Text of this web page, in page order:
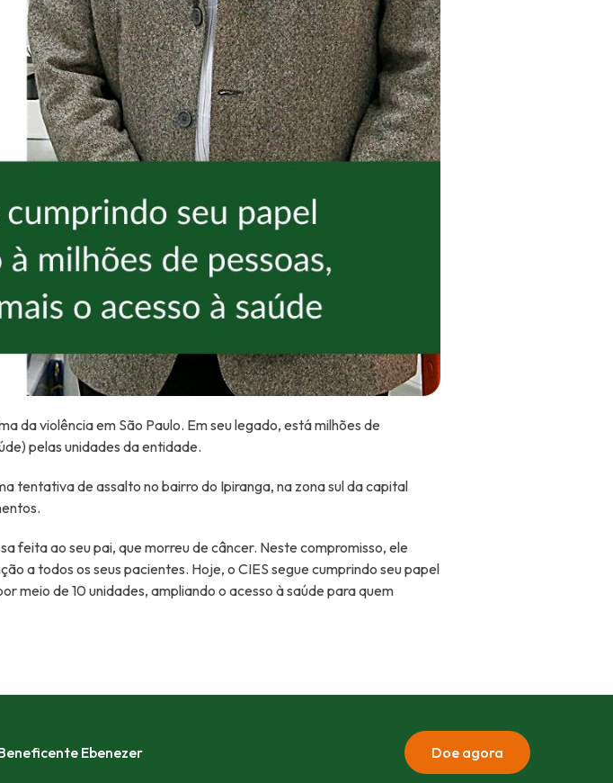
da violência em São Paulo. Em seu legado, está milhões de
pelas unidades da entidade.
tentativa de assalto no bairro do Ipiranga, na zona sul da capital
feita ao seu pai, que morreu de câncer. Neste compromisso, ele
a todos os seus pacientes. Hoje, o CIES segue cumprindo seu papel
meio de 10 unidades, ampliando o acesso à saúde para quem
Ebenezer Doe agora